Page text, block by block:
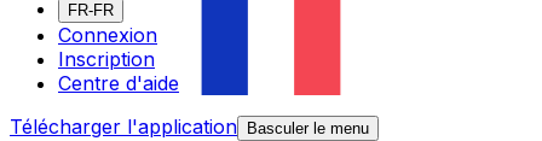
FR-FR
Connexion
Inscription
Centre d'aide
Télécharger l'application
Basculer le menu